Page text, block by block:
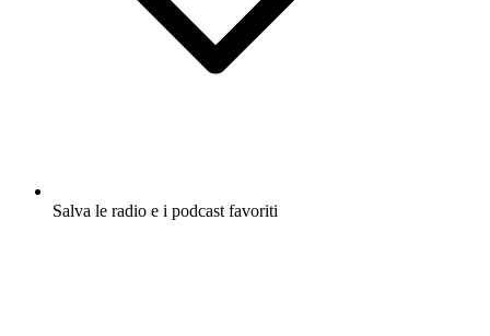
Salva le radio e i podcast favoriti